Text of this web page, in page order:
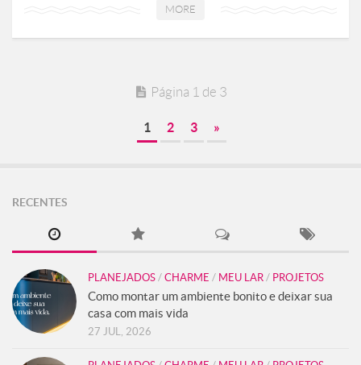
MORE
Página 1 de 3
1 2 3 »
RECENTES
PLANEJADOS / CHARME / MEU LAR / PROJETOS
Como montar um ambiente bonito e deixar sua
casa com mais vida
27 JUL, 2026